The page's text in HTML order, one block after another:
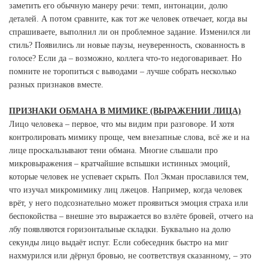
заметить его обычную манеру речи: темп, интонации, долю
деталей. А потом сравните, как тот же человек отвечает, когда вы
спрашиваете, выполнил ли он проблемное задание. Изменился ли
стиль? Появились ли новые паузы, неуверенность, скованность в
голосе? Если да – возможно, коллега что-то недоговаривает. Но
помните не торопиться с выводами – лучше собрать несколько
разных признаков вместе.
ПРИЗНАКИ ОБМАНА В МИМИКЕ (ВЫРАЖЕНИИ ЛИЦА)
Лицо человека – первое, что мы видим при разговоре. И хотя
контролировать мимику проще, чем внезапные слова, всё же и на
лице проскальзывают тени обмана. Многие слышали про
микровыражения – кратчайшие вспышки истинных эмоций,
которые человек не успевает скрыть. Пол Экман прославился тем,
что изучал микромимику лиц лжецов. Например, когда человек
врёт, у него подсознательно может проявиться эмоция страха или
беспокойства – внешне это выражается во взлёте бровей, отчего на
лбу появляются горизонтальные складки. Буквально на долю
секунды лицо выдаёт испуг. Если собеседник быстро на миг
нахмурился или дёрнул бровью, не соответствуя сказанному, – это